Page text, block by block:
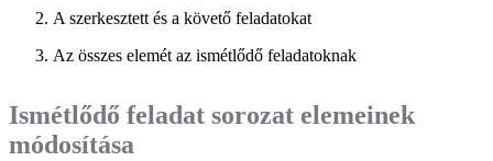
A szerkesztett és a követő feladatokat
Az összes elemét az ismétlődő feladatoknak
Ismétlődő feladat sorozat elemeinek
módosítása